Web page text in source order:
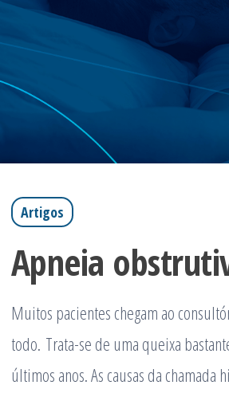
Artigos
Apneia
Muitos pacientes chegam ao
todo. Trata-se de uma queixa
últimos anos. As causas da